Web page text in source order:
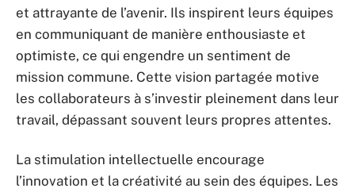
et attrayante de l’avenir. Ils inspirent leurs équipes
en communiquant de manière enthousiaste et
optimiste, ce qui engendre un sentiment de
mission commune. Cette vision partagée motive
les collaborateurs à s’investir pleinement dans leur
travail, dépassant souvent leurs propres attentes.
La stimulation intellectuelle encourage
l’innovation et la créativité au sein des équipes. Les